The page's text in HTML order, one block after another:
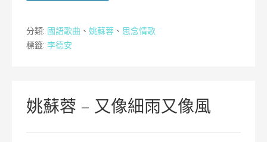
分類: 國語歌曲 、 姚蘇蓉 、 思念情歌
標籤: 李德安
姚蘇蓉 – 又像細雨又像風